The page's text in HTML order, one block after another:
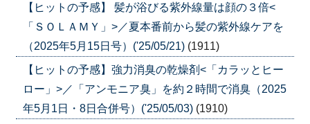
【ヒットの予感】 髪が浴びる紫外線量は顔の３倍<
「ＳＯＬＡＭＹ」>／夏本番前から髪の紫外線ケアを
（2025年5月15日号）('25/05/21) (1911)
【ヒットの予感】強力消臭の乾燥剤<「カラッとヒー
ロー」>／「アンモニア臭」を約２時間で消臭（2025
年5月1日・8日合併号）('25/05/03) (1910)